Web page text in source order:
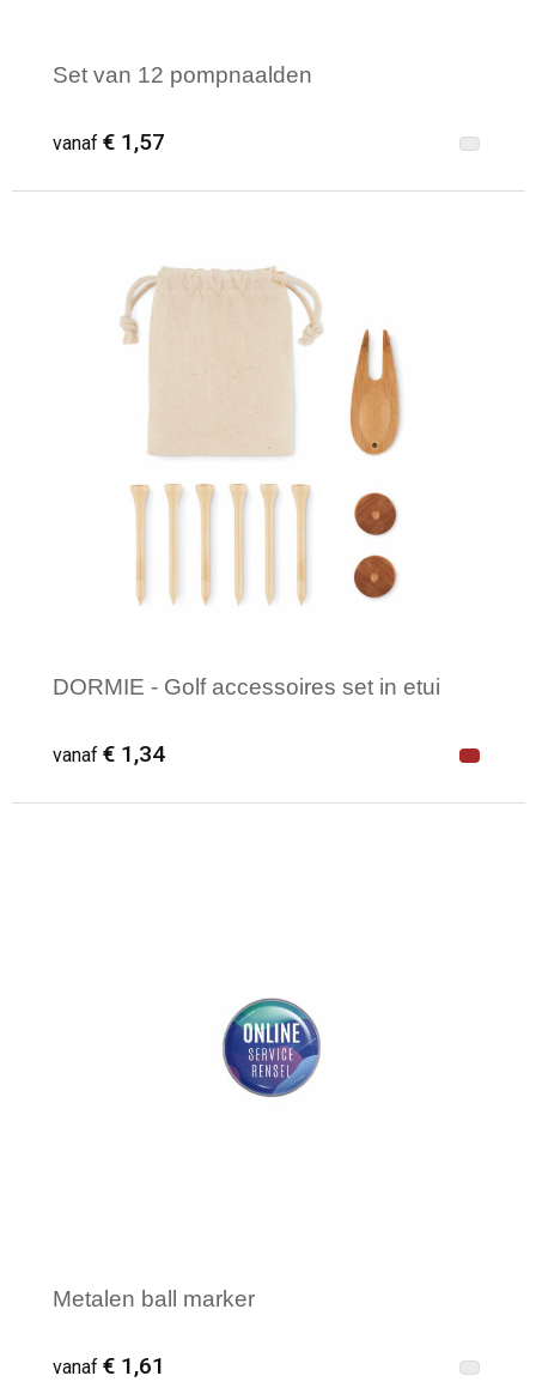
Set van 12 pompnaalden
vanaf € 1,57
Minimale afname: 15
DORMIE - Golf accessoires set in etui
vanaf € 1,34
Metalen ball marker
vanaf € 1,61